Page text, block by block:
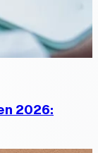
2026: